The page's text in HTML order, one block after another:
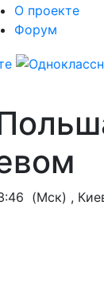
О проекте
Форум
(Мск) ,